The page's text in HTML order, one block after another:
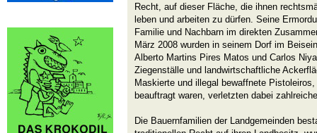
Recht, auf dieser Fläche, die ihnen
leben und arbeiten zu dürfen. Seine
Familie und Nachbarn im direkten
März 2008 wurden in seinem Dorf im
Alberto Martins Pires Matos und Carlos
Ziegenställe und landwirtschaftliche
Maskierte und illegal bewaffnete
beauftragt waren, verletzten dabei
Die Bauernfamilien der Landgemeinden